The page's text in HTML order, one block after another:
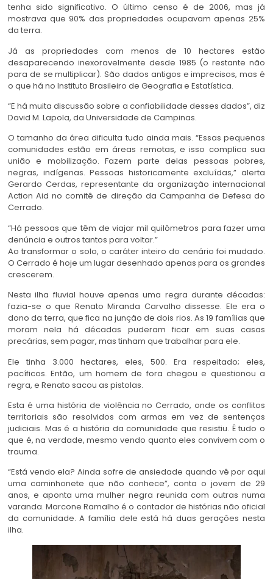
tenha sido significativo. O último censo é de 2006, mas já
mostrava que 90% das propriedades ocupavam apenas 25%
da terra.
Já as propriedades com menos de 10 hectares estão
desaparecendo inexoravelmente desde 1985 (o restante não
para de se multiplicar). São dados antigos e imprecisos, mas é
o que há no Instituto Brasileiro de Geografia e Estatística.
“E há muita discussão sobre a confiabilidade desses dados”, diz
David M. Lapola, da Universidade de Campinas.
O tamanho da área dificulta tudo ainda mais. “Essas pequenas
comunidades estão em áreas remotas, e isso complica sua
união e mobilização. Fazem parte delas pessoas pobres,
negras, indígenas. Pessoas historicamente excluídas,” alerta
Gerardo Cerdas, representante da organização internacional
Action Aid no comitê de direção da Campanha de Defesa do
Cerrado.
“Há pessoas que têm de viajar mil quilômetros para fazer uma
denúncia e outros tantos para voltar.”
Ao transformar o solo, o caráter inteiro do cenário foi mudado.
O Cerrado é hoje um lugar desenhado apenas para os grandes
crescerem.
Nesta ilha fluvial houve apenas uma regra durante décadas:
fazia-se o que Renato Miranda Carvalho dissesse. Ele era o
dono da terra, que fica na junção de dois rios. As 19 famílias que
moram nela há décadas puderam ficar em suas casas
precárias, sem pagar, mas tinham que trabalhar para ele.
Ele tinha 3.000 hectares, eles, 500. Era respeitado; eles,
pacíficos. Então, um homem de fora chegou e questionou a
regra, e Renato sacou as pistolas.
Esta é uma história de violência no Cerrado, onde os conflitos
territoriais são resolvidos com armas em vez de sentenças
judiciais. Mas é a história da comunidade que resistiu. É tudo o
que é, na verdade, mesmo vendo quanto eles convivem com o
trauma.
“Está vendo ela? Ainda sofre de ansiedade quando vê por aqui
uma caminhonete que não conhece”, conta o jovem de 29
anos, e aponta uma mulher negra reunida com outras numa
varanda. Marcone Ramalho é o contador de histórias não oficial
da comunidade. A família dele está há duas gerações nesta
ilha.